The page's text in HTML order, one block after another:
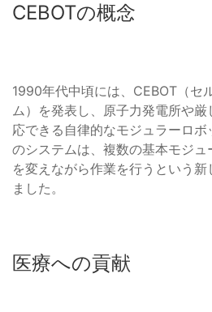
CEBOTの概念
1990年代中頃には、CEBOT（セ
ム）を発表し、原子力発電所や
応できる自律的なモジュラーロ
のシステムは、複数の基本モジ
を変えながら作業を行うという
ました。
医療への貢献